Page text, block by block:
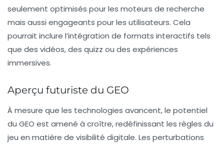
seulement optimisés pour les moteurs de recherche
mais aussi engageants pour les utilisateurs. Cela
pourrait inclure l’intégration de formats interactifs tels
que des vidéos, des quizz ou des expériences
immersives.
Aperçu futuriste du GEO
À mesure que les technologies avancent, le potentiel
du GEO est amené à croître, redéfinissant les règles du
jeu en matière de visibilité digitale. Les perturbations